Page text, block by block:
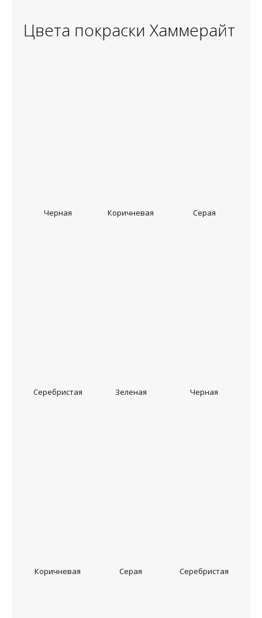
Цвета покраски Хаммерайт
Черная Коричневая Серая
Серебристая Зеленая Черная
Коричневая Серая Серебристая